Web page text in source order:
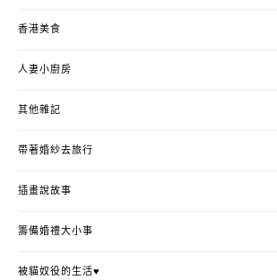
香港美食
人妻小廚房
其他雜記
帶著婚紗去旅行
插畫說故事
籌備婚禮大小事
被貓奴役的生活♥